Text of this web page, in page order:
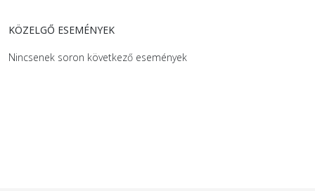
KÖZELGŐ ESEMÉNYEK
Nincsenek soron következő események